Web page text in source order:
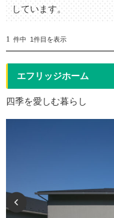
しています。
1 件中 1件目を表示
エフリッジホーム
四季を愛しむ暮らし